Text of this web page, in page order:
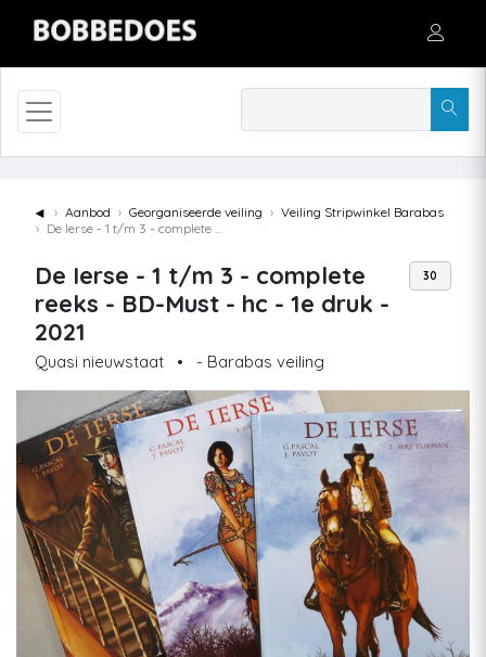
◄ Aanbod Georganiseerde veiling
Veiling Stripwinkel Barabas
De Ierse - 1 t/m 3 - complete reeks - BD-Must - hc - 1e druk - 2021
De Ierse - 1 t/m 3 - complete
reeks - BD-Must - hc - 1e druk -
2021
Quasi nieuwstaat • - Barabas veiling
30